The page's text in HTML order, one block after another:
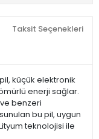
Taksit Seçenekleri
pil, küçük elektronik
enerji sağlar.
benzeri
bu pil, uygun
teknolojisi ile